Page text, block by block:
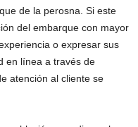
de la perosna. Si este
del embarque con mayor
o expresar sus
en línea a través de
atención al cliente se